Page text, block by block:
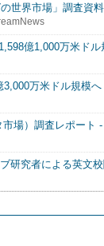
世界市場」調査資
億1,000万米ドル
万米ドル規模へ
場）調査レポート
研究者による英文